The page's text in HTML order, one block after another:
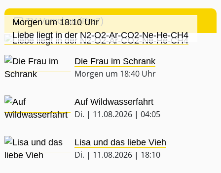
TV-Vorschau (Pro7)
Morgen um 18:10 Uhr
Liebe liegt in der N2-O2-Ar-CO2-Ne-He-CH4
Die Frau im Schrank
Morgen um 18:40 Uhr
Auf Wildwasserfahrt
Di. | 11.08.2026 | 04:05
Lisa und das liebe Vieh
Di. | 11.08.2026 | 18:10